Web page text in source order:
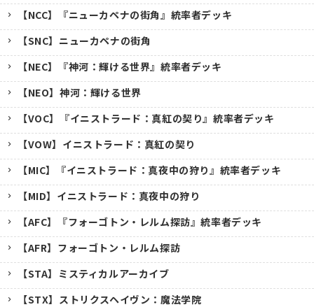
【NCC】『ニューカペナの街角』統率者デッキ
【SNC】ニューカペナの街角
【NEC】『神河：輝ける世界』統率者デッキ
【NEO】神河：輝ける世界
【VOC】『イニストラード：真紅の契り』統率者デッキ
【VOW】イニストラード：真紅の契り
【MIC】『イニストラード：真夜中の狩り』統率者デッキ
【MID】イニストラード：真夜中の狩り
【AFC】『フォーゴトン・レルム探訪』統率者デッキ
【AFR】フォーゴトン・レルム探訪
【STA】ミスティカルアーカイブ
【STX】ストリクスヘイヴン：魔法学院